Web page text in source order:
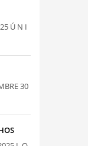
Ú N I
30